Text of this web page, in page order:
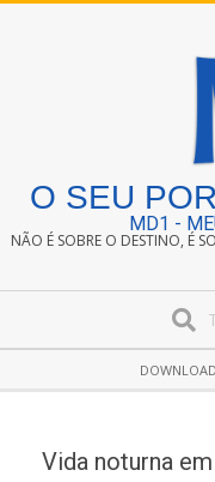
O SEU
MD1 -
NÃO É SOBRE O DESTINO, É
Navigation
Vida noturna